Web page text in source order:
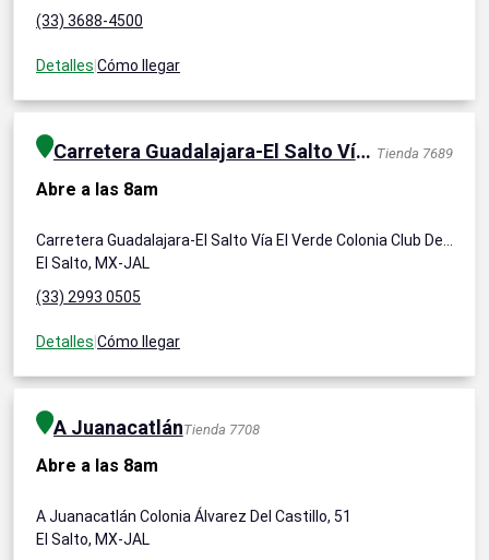
(33) 3688-4500
Detalles Cómo llegar
Carretera Guadalajara-El Salto Vía El Verde Tienda 7689
Abre a las 8am
El Salto, MX-JAL
(33) 2993 0505
Detalles Cómo llegar
A JuanacatlánTienda 7708
Abre a las 8am
A Juanacatlán Colonia Álvarez Del Castillo, 51
El Salto, MX-JAL